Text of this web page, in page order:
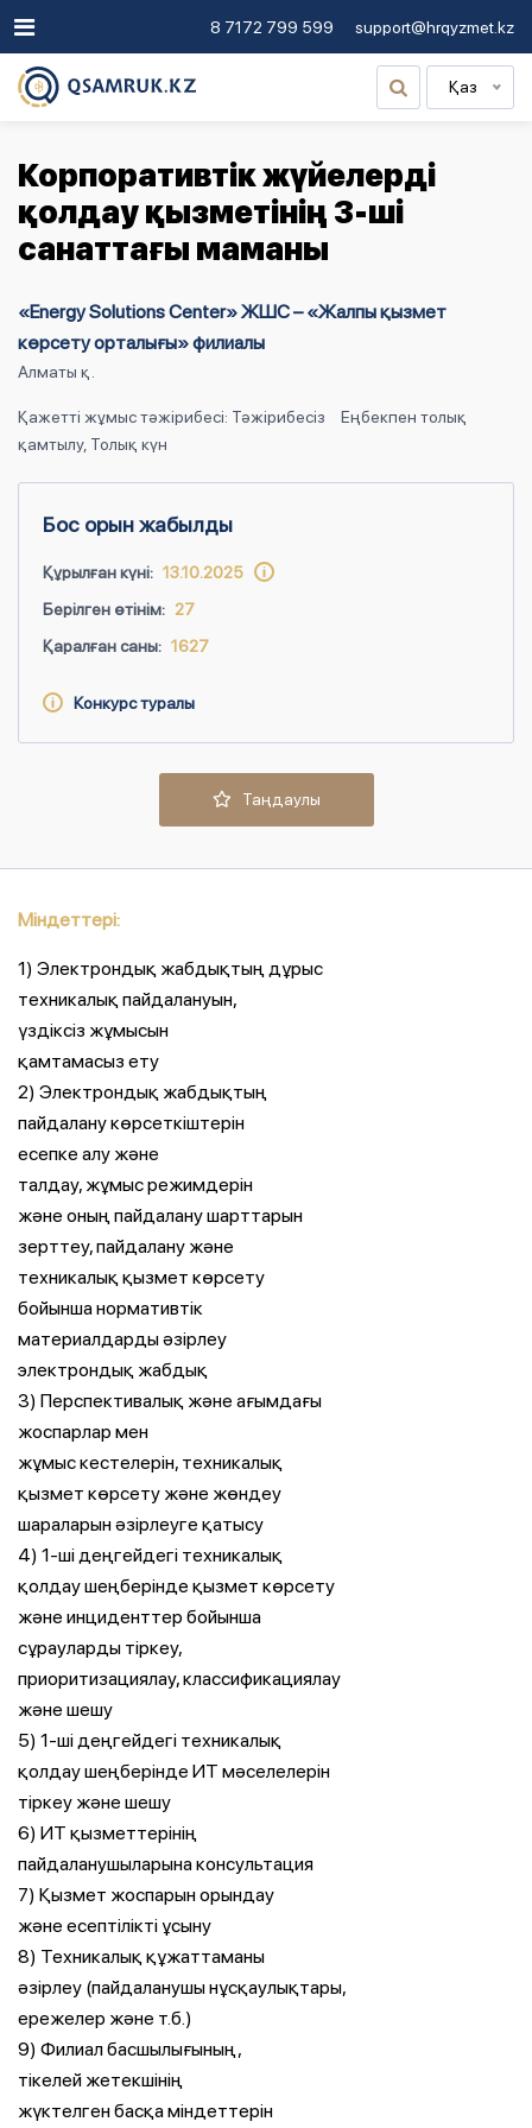
8 7172 799 599 support@hrqyzmet.kz
Қаз
Корпоративтік жүйелерді
қолдау қызметінің 3-ші
санаттағы маманы
«Energy Solutions Center» ЖШС – «Жалпы қызмет
көрсету орталығы» филиалы
Алматы қ.
Қажетті жұмыс тәжірибесі: Тәжірибесіз
Еңбекпен толық
қамтылу, Толық күн
Бос орын жабылды
Құрылған күні: 13.10.2025
Берілген өтінім: 27
Қаралған саны: 1627
Конкурс туралы
Таңдаулы
Міндеттері:
1) Электрондық жабдықтың дұрыс
техникалық пайдалануын,
үздіксіз жұмысын
қамтамасыз ету
2) Электрондық жабдықтың
пайдалану көрсеткіштерін
есепке алу және
талдау, жұмыс режимдерін
және оның пайдалану шарттарын
зерттеу, пайдалану және
техникалық қызмет көрсету
бойынша нормативтік
материалдарды әзірлеу
электрондық жабдық
3) Перспективалық және ағымдағы
жоспарлар мен
жұмыс кестелерін, техникалық
қызмет көрсету және жөндеу
шараларын әзірлеуге қатысу
4) 1-ші деңгейдегі техникалық
қолдау шеңберінде қызмет көрсету
және инциденттер бойынша
сұрауларды тіркеу,
приоритизациялау, классификациялау
және шешу
5) 1-ші деңгейдегі техникалық
қолдау шеңберінде ИТ мәселелерін
тіркеу және шешу
6) ИТ қызметтерінің
пайдаланушыларына консультация
7) Қызмет жоспарын орындау
және есептілікті ұсыну
8) Техникалық құжаттаманы
әзірлеу (пайдаланушы нұсқаулықтары,
ережелер және т.б.)
9) Филиал басшылығының,
тікелей жетекшінің
жүктелген басқа міндеттерін